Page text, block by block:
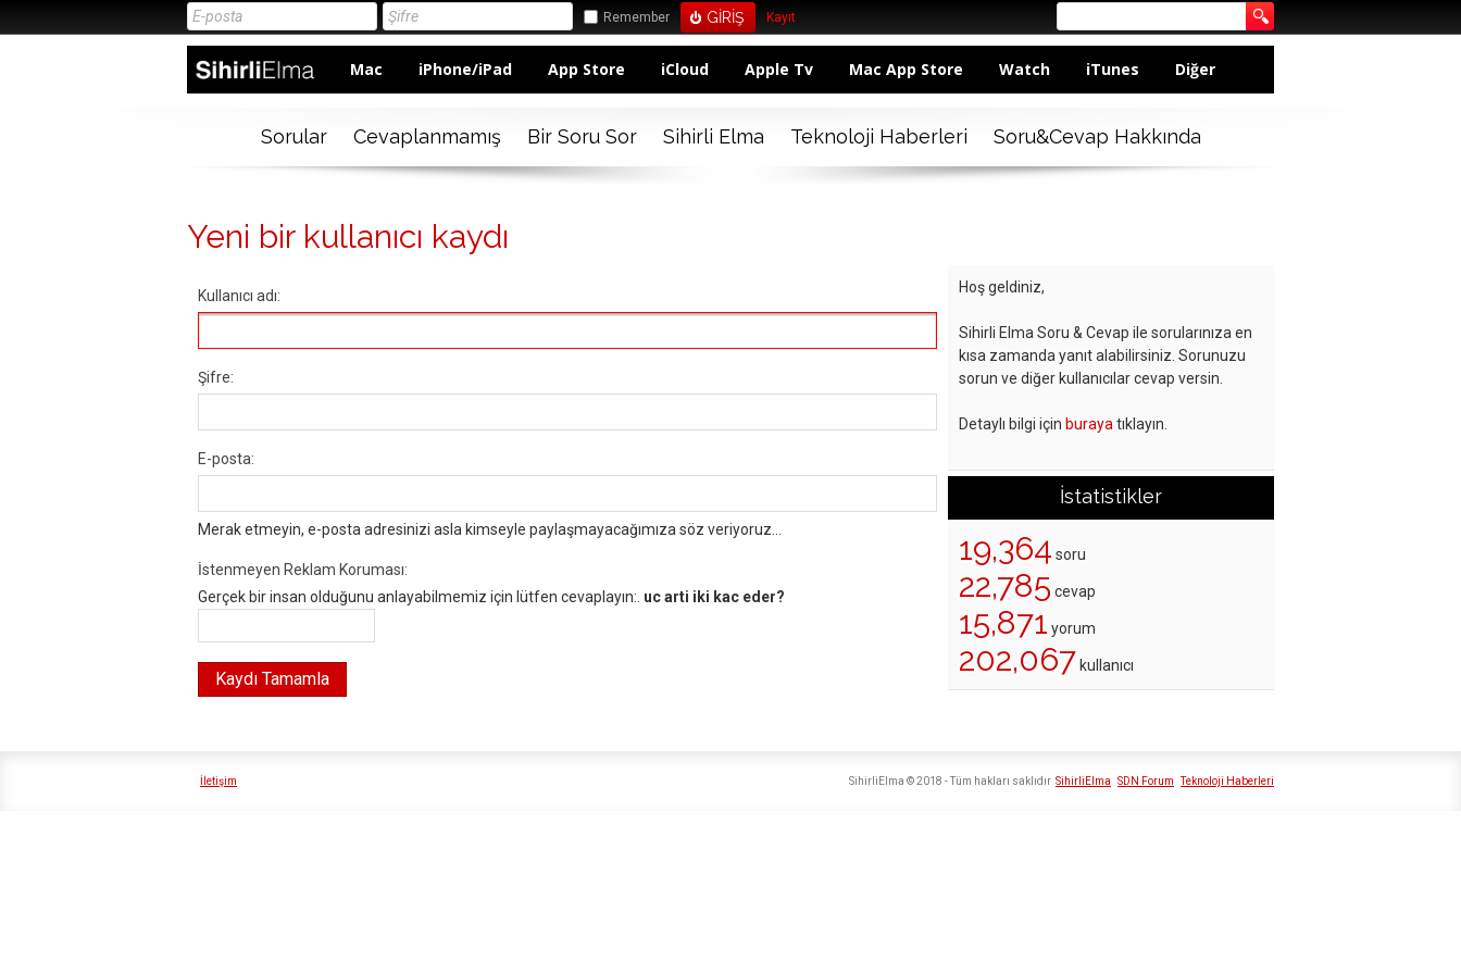
Remember Kayıt
Mac iPhone/iPad App Store iCloud Apple Tv Mac App Store Watch iTunes Diğer
Sorular Cevaplanmamış Bir Soru Sor Sihirli Elma Teknoloji Haberleri Soru&Cevap Hakkında
Yeni bir kullanıcı kaydı
Kullanıcı adı:
Şifre:
E-posta:
Merak etmeyin, e-posta adresinizi asla kimseyle paylaşmayacağımıza söz veriyoruz...
İstenmeyen Reklam Koruması:
Gerçek bir insan olduğunu anlayabilmemiz için lütfen cevaplayın:. uc arti iki kac eder?
Hoş geldiniz,
Sihirli Elma Soru & Cevap ile sorularınıza en
kısa zamanda yanıt alabilirsiniz. Sorunuzu
sorun ve diğer kullanıcılar cevap versin.
Detaylı bilgi için buraya tıklayın.
İstatistikler
19,364 soru
22,785 cevap
15,871 yorum
202,067 kullanıcı
İletişim SihirliElma SDN Forum Teknoloji Haberleri
SihirliElma © 2018 - Tüm hakları saklıdır